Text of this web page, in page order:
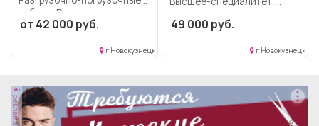
работы. Распределение
товара по...
от 42 000 руб.
г Новокузнецк
высшее профессиональное
49 000 руб.
г Новокузнецк
реклама